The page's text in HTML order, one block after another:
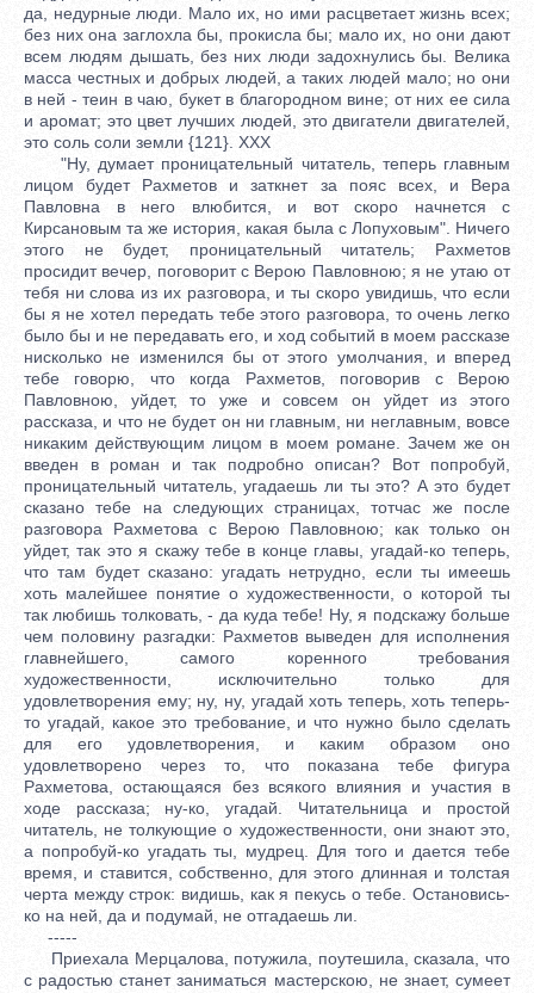
да, недурные люди. Мало их, но ими расцветает жизнь всех;
без них она заглохла бы, прокисла бы; мало их, но они дают
всем людям дышать, без них люди задохнулись бы. Велика
масса честных и добрых людей, а таких людей мало; но они
в ней - теин в чаю, букет в благородном вине; от них ее сила
и аромат; это цвет лучших людей, это двигатели двигателей,
это соль соли земли {121}. XXX
"Ну, думает проницательный читатель, теперь главным
лицом будет Рахметов и заткнет за пояс всех, и Вера
Павловна в него влюбится, и вот скоро начнется с
Кирсановым та же история, какая была с Лопуховым". Ничего
этого не будет, проницательный читатель; Рахметов
просидит вечер, поговорит с Верою Павловною; я не утаю от
тебя ни слова из их разговора, и ты скоро увидишь, что если
бы я не хотел передать тебе этого разговора, то очень легко
было бы и не передавать его, и ход событий в моем рассказе
нисколько не изменился бы от этого умолчания, и вперед
тебе говорю, что когда Рахметов, поговорив с Верою
Павловною, уйдет, то уже и совсем он уйдет из этого
рассказа, и что не будет он ни главным, ни неглавным, вовсе
никаким действующим лицом в моем романе. Зачем же он
введен в роман и так подробно описан? Вот попробуй,
проницательный читатель, угадаешь ли ты это? А это будет
сказано тебе на следующих страницах, тотчас же после
разговора Рахметова с Верою Павловною; как только он
уйдет, так это я скажу тебе в конце главы, угадай-ко теперь,
что там будет сказано: угадать нетрудно, если ты имеешь
хоть малейшее понятие о художественности, о которой ты
так любишь толковать, - да куда тебе! Ну, я подскажу больше
чем половину разгадки: Рахметов выведен для исполнения
главнейшего, самого коренного требования
художественности, исключительно только для
удовлетворения ему; ну, ну, угадай хоть теперь, хоть теперь-
то угадай, какое это требование, и что нужно было сделать
для его удовлетворения, и каким образом оно
удовлетворено через то, что показана тебе фигура
Рахметова, остающаяся без всякого влияния и участия в
ходе рассказа; ну-ко, угадай. Читательница и простой
читатель, не толкующие о художественности, они знают это,
а попробуй-ко угадать ты, мудрец. Для того и дается тебе
время, и ставится, собственно, для этого длинная и толстая
черта между строк: видишь, как я пекусь о тебе. Остановись-
ко на ней, да и подумай, не отгадаешь ли.
-----
Приехала Мерцалова, потужила, поутешила, сказала, что
с радостью станет заниматься мастерскою, не знает, сумеет